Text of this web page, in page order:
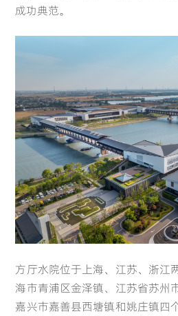
成功典范。
方厅水院位于上海、江苏、浙江
海市青浦区金泽镇、江苏省苏州
嘉兴市嘉善县西塘镇和姚庄镇四